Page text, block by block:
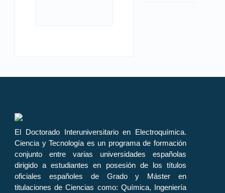
El Doctorado Interuniversitario en Electroquímica.
Ciencia y Tecnología es un programa de formación
conjunto entre varias universidades españolas
dirigido a estudiantes en posesión de los títulos
oficiales españoles de Grado y Máster en
titulaciones de Ciencias como: Química, Ingeniería